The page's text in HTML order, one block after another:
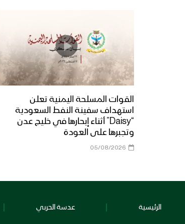
القوات المسلحة اليمنية تعلن
استهداف سفينة النفط السعودية
“Daisy” أثناء إبحارها في خليج عدن
وتجبرها على العودة
05/08/2026
الرئيسية عدسة الحربي